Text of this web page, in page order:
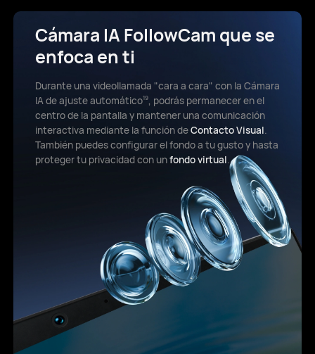
Cámara IA FollowCam que se
enfoca en ti
Durante una videollamada "cara a cara" con la Cámara
IA de ajuste automático19, podrás permanecer en el
centro de la pantalla y mantener una comunicación
interactiva mediante la función deContacto Visual.
También puedes configurar el fondo a tu gusto y hasta
proteger tu privacidad con unfondo virtual.